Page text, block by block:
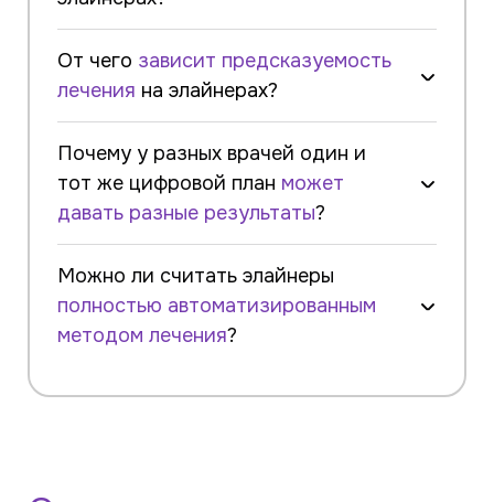
От чего зависит предсказуемость
лечения на элайнерах?
Почему у разных врачей один и
тот же цифровой план может
давать разные результаты?
Можно ли считать элайнеры
полностью автоматизированным
методом лечения?